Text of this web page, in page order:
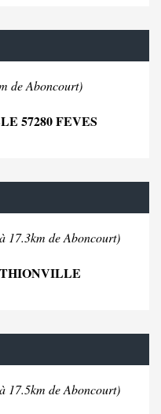
de Aboncourt)
57280 FEVES
17.3km de Aboncourt)
THIONVILLE
17.5km de Aboncourt)